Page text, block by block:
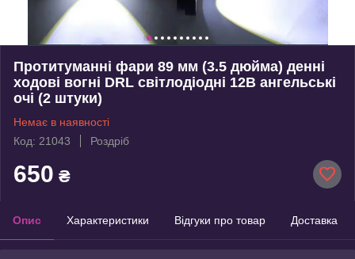
Протитуманні фари 89 мм (3.5 дюйма) денні
ходові вогні DRL світлодіодні 12В ангельські
очі (2 штуки)
Немає в наявності
Код: 21043
Роздріб
650 ₴
Опис Характеристики Відгуки про товар Доставка